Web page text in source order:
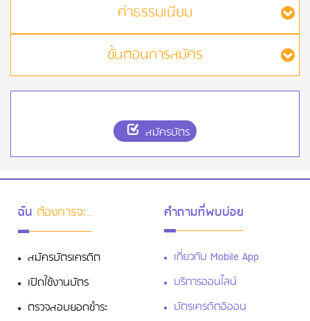
ค่าธรรมเนียม
ขั้นตอนการสมัคร
สมัครบัตร
ฉัน ต้องการจะ..
สมัครบัตรเครดิต
เปิดใช้งานบัตร
ตรวจสอบยอดชำระ
คำถามที่พบบ่อย
เกี่ยวกับ Mobile App
บริการออนไลน์
บัตรเครดิตอิออน